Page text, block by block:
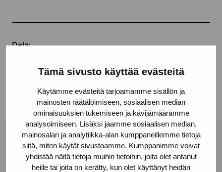
Tämä sivusto käyttää evästeitä
Käytämme evästeitä tarjoamamme sisällön ja
mainosten räätälöimiseen, sosiaalisen median
ominaisuuksien tukemiseen ja kävijämäärämme
analysoimiseen. Lisäksi jaamme sosiaalisen median,
mainosalan ja analytiikka-alan kumppaneillemme tietoja
siitä, miten käytät sivustoamme. Kumppanimme voivat
yhdistää näitä tietoja muihin tietoihin, joita olet antanut
heille tai joita on kerätty, kun olet käyttänyt heidän
Dela:
Stiftelsen Pro Artibus